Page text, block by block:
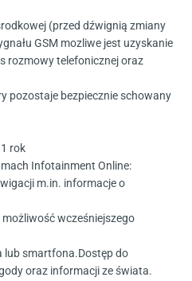
(przed dźwignią zmiany
GSM mozliwe jest uzyskanie
rozmowy telefonicznej oraz
pozostaje bezpiecznie schowany
rok
Infotainment Online:
m.in. informacje o
wcześniejszego
lub smartfona.Dostęp do
oraz informacji ze świata.